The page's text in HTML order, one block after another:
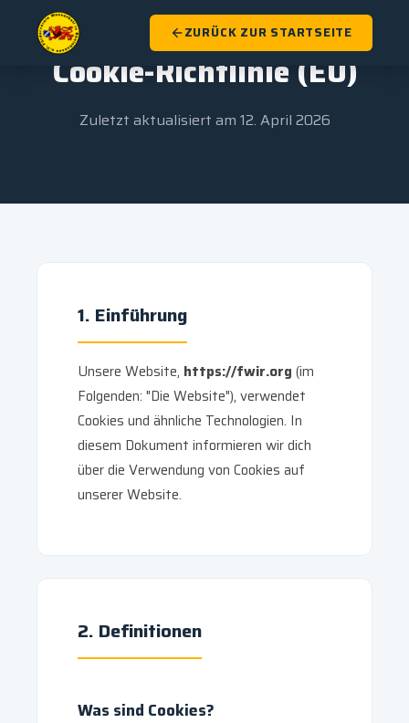
springen
ZURÜCK ZUR STARTSEITE
Cookie-Richtlinie (EU)
Zuletzt aktualisiert am 12. April 2026
1. Einführung
Unsere Website, https://fwir.org (im
Folgenden: "Die Website"), verwendet
Cookies und ähnliche Technologien. In
diesem Dokument informieren wir dich
über die Verwendung von Cookies auf
unserer Website.
2. Definitionen
Was sind Cookies?